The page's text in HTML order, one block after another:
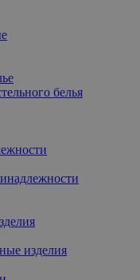
белья
изделия